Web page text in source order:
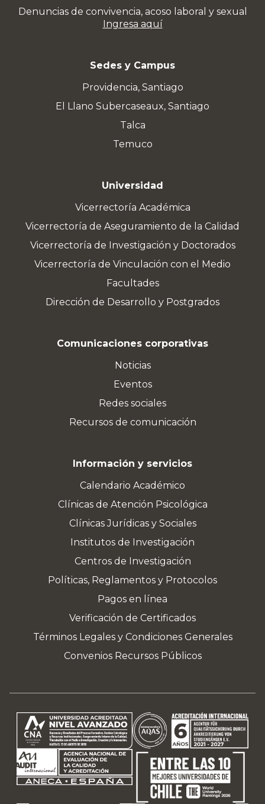
Denuncias de convivencia, acoso laboral y sexual
Ingresa aquí
Sedes y Campus
Providencia, Santiago
El Llano Subercaseaux, Santiago
Talca
Temuco
Universidad
Vicerrectoría Académica
Vicerrectoría de Aseguramiento de la Calidad
Vicerrectoría de Investigación y Doctorados
Vicerrectoría de Vinculación con el Medio
Facultades
Dirección de Desarrollo y Postgrados
Comunicaciones corporativas
Noticias
Eventos
Redes sociales
Recursos de comunicación
Información y servicios
Calendario Académico
Clínicas de Atención Psicológica
Clínicas Jurídicas y Sociales
Institutos de Investigación
Centros de Investigación
Políticas, Reglamentos y Protocolos
Pagos en línea
Verificación de Certificados
Términos Legales y Condiciones Generales
Convenios Recursos Públicos